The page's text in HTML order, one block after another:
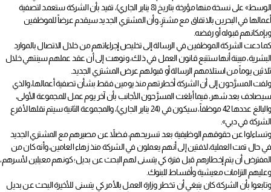
الوسط» على نسخة منها مؤرخة بتاريخ (8 يناير الجاري)، تفيد بأن الشركة ستعمد لتصفية
أعمالها في البحرين بالاتفاق مع مشترٍ، وأن المشتري الجديد سيقدم عرضاً للموظفين
وبإمكانهم قبوله أو رفضه.
كما دعت الشركة الموظفين في الرسالة إلى تخليص إجراءاتهم من خلال الاتصال بالموارد
البشرية، مبينة أنها ستتبع قانون العمل في ذلك، ونوهت إلى أن عقد عملهم سينتهي خلال
ثلاثين يوماً من استلامهم الرسالة أو قبولهم عرض المشتري الجديد.
ولفت المسرَّحون إلى أن الشركة أخطرتهم منذ يومين فقط بشأن تصفية أعمالها، والذي
سيصادف بعد شهر، فيما أبلغت المسرَّحون الأجانب بأن آخر يوم عمل للمجموعة الأولى،
والبالغ عددها 42 موظفاً، سيكون في (24 يناير الجاري)، والمجموعة الثانية سيتم نقلها لأفرع
الشركة في دبي».
وتساءلوا عن حقوقهم الوظيفية بعد تسريحهم، فضلاً عن مصيرهم مع المشتري الجديد
في حال تمت العملية، لافتين إلى أنهم يعملون في الشركة منذ زهاء العامين، وأنه كان من
المفترض أن يتم إخطارهم قبل فترة كي يتسنى لهم البحث عن بديل؛ كونهم معيلين لأسرهم،
وعليهم التزامات معيشية وأقساط للبنوك.
وتابعوا بأن الشركة كان ينبغي أن تخطر وزارة العمل بالأمر كي يتسنى للأخيرة البحث عن بديل